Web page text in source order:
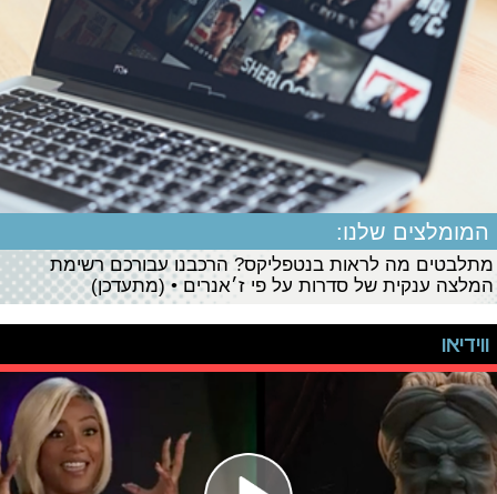
המומלצים שלנו:
מתלבטים מה לראות בנטפליקס? הרכבנו עבורכם רשימת
המלצה ענקית של סדרות על פי ז׳אנרים • (מתעדכן)
ווידיאו